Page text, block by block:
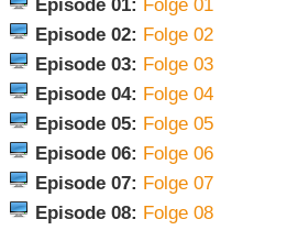
Episode 01: Folge 01
Episode 02: Folge 02
Episode 03: Folge 03
Episode 04: Folge 04
Episode 05: Folge 05
Episode 06: Folge 06
Episode 07: Folge 07
Episode 08: Folge 08